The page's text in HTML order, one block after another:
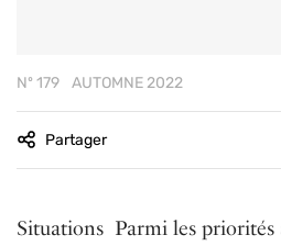
Nº 179 AUTOMNE 2022
Partager
Situations Parmi les priorités